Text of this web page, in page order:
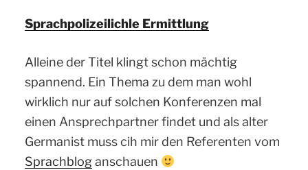
Sprachpolizeilichle Ermittlung
Alleine der Titel klingt schon mächtig
spannend. Ein Thema zu dem man wohl
wirklich nur auf solchen Konferenzen mal
einen Ansprechpartner findet und als alter
Germanist muss cih mir den Referenten vom
Sprachbloganschauen